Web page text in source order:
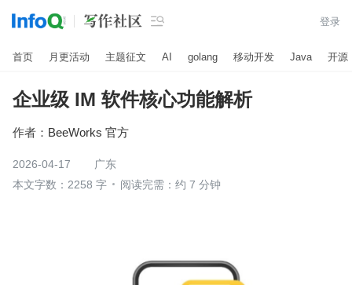
 登录
首页 月更活动 主题征文 AI golang 移动开发 Java 开源
企业级 IM 软件核心功能解析
作者： BeeWorks 官方
2026-04-17
广东
本文字数：2258 字
阅读完需：约 7 分钟